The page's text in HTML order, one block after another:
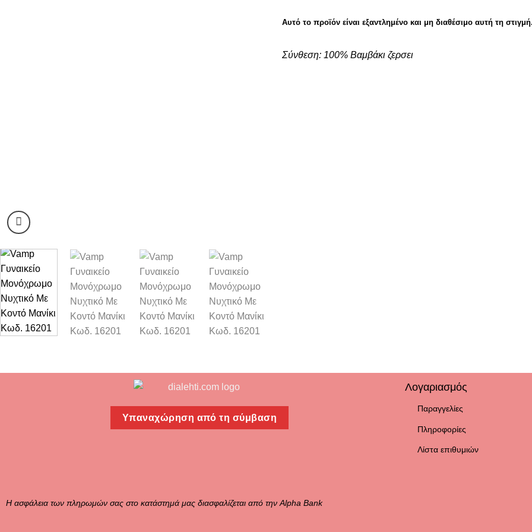
Αυτό το προϊόν είναι εξαντλημένο και μη διαθέσιμο αυτή τη
Σύνθεση: 100% Βαμβάκι ζερσει
Υπαναχώρηση από τη σύμβαση
Λογαριασμός
Παραγγελίες
Πληροφορίες
Λίστα επιθυμιών
Η ασφάλεια των πληρωμών σας στο κατάστημά μας διασφαλίζεται από την Alpha Bank